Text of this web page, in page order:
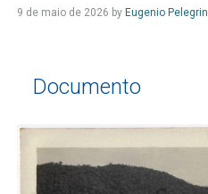
9 de maio de 2026 by Eugenio Pelegrin
Documento